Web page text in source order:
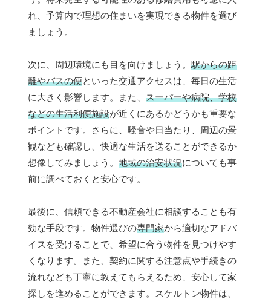
れ、予算内で理想の住まいを実現できる物件を選び
ましょう。
次に、周辺環境にも目を向けましょう。 駅からの距
離やバスの便といった交通アクセスは、毎日の生活
に大きく影響します。また、 スーパーや病院、学校
などの生活利便施設が近くにあるかどうかも重要な
ポイントです。さらに、騒音や日当たり、周辺の景
観なども確認し、快適な生活を送ることができるか
想像してみましょう。 地域の治安状況についても事
前に調べておくと安心です。
最後に、信頼できる不動産会社に相談することも有
効な手段です。物件選びの専門家から適切なアドバ
イスを受けることで、希望に合う物件を見つけやす
くなります。また、契約に関する注意点や手続きの
流れなども丁寧に教えてもらえるため、安心して家
探しを進めることができます。スケルトン物件は、